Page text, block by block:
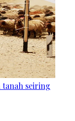
tanah seiring